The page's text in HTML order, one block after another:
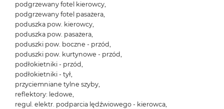
podgrzewany fotel kierowcy,
podgrzewany fotel pasażera,
poduszka pow. kierowcy,
poduszka pow. pasażera,
poduszki pow. boczne - przód,
poduszki pow. kurtynowe - przód,
podłokietniki - przód,
podłokietniki - tył,
przyciemniane tylne szyby,
reflektory: ledowe,
regul. elektr. podparcia lędźwiowego - kierowca,